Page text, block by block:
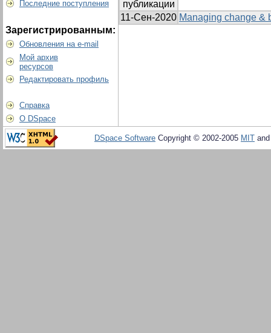
Последние поступления
Зарегистрированным:
Обновления на e-mail
Мой архив
ресурсов
Редактировать профиль
Справка
О DSpace
публикации
11-Сен-2020 Managing change &
DSpace Software Copyright © 2002-2005 MIT